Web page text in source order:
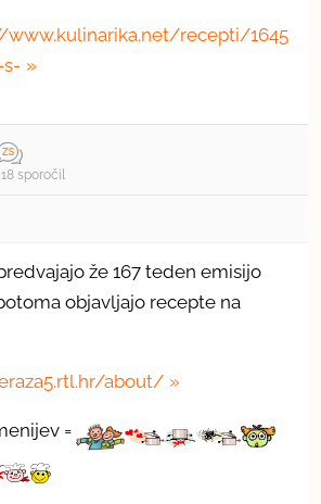
www.kulinarika.net/recepti/1645
sporočil
že 167 teden emisijo
objavljajo recepte na
about/
=